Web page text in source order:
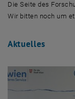
Die Seite des
Wir bitten noch um
Aktuelles